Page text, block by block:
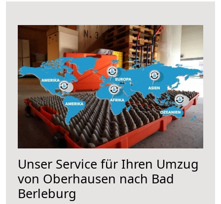
Unser Service für Ihren Umzug
von Oberhausen nach Bad
Berleburg